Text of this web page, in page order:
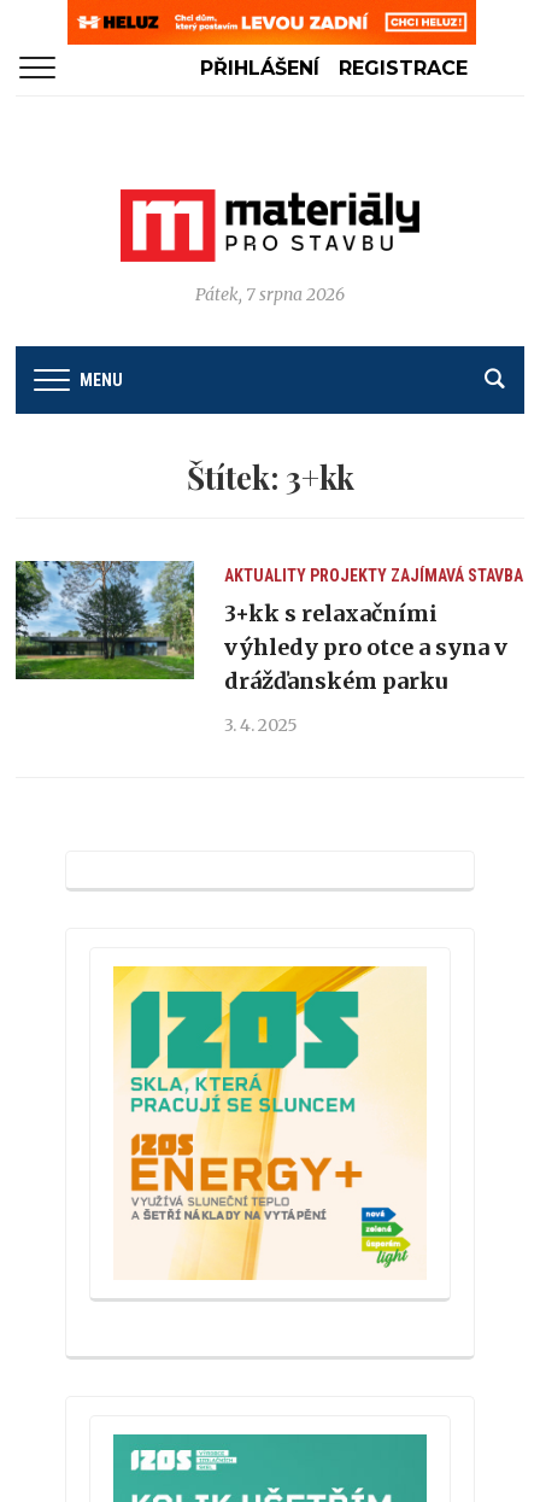
PŘIHLÁŠENÍ REGISTRACE
Pátek, 7 srpna 2026
MENU
Štítek: 3+kk
AKTUALITY PROJEKTY ZAJÍMAVÁ STAVBA
3+kk s relaxačními
výhledy pro otce a syna v
drážďanském parku
3. 4. 2025